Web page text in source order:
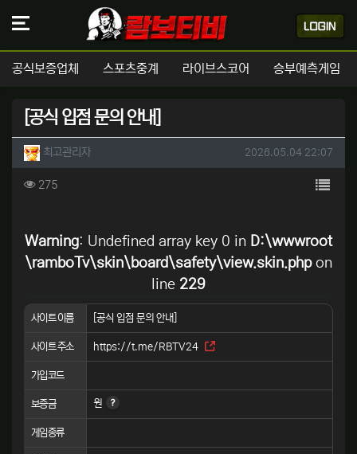
공식보증업체 스포츠중계 라이브스코어 승부예측게임
[공식 입점 문의 안내]
작성자 정보
최고관리자작성 작성일
2026.05.04 22:07
컨텐츠 정보
275조회 목록
Warning: Undefined array key 0 in D:\wwwroot
\ramboTv\skin\board\safety\view.skin.phpon
line 229
사이트 이름 [공식 입점 문의 안내]
사이트 주소 https://t.me/RBTV24
가입코드
보증금 원
게임종류